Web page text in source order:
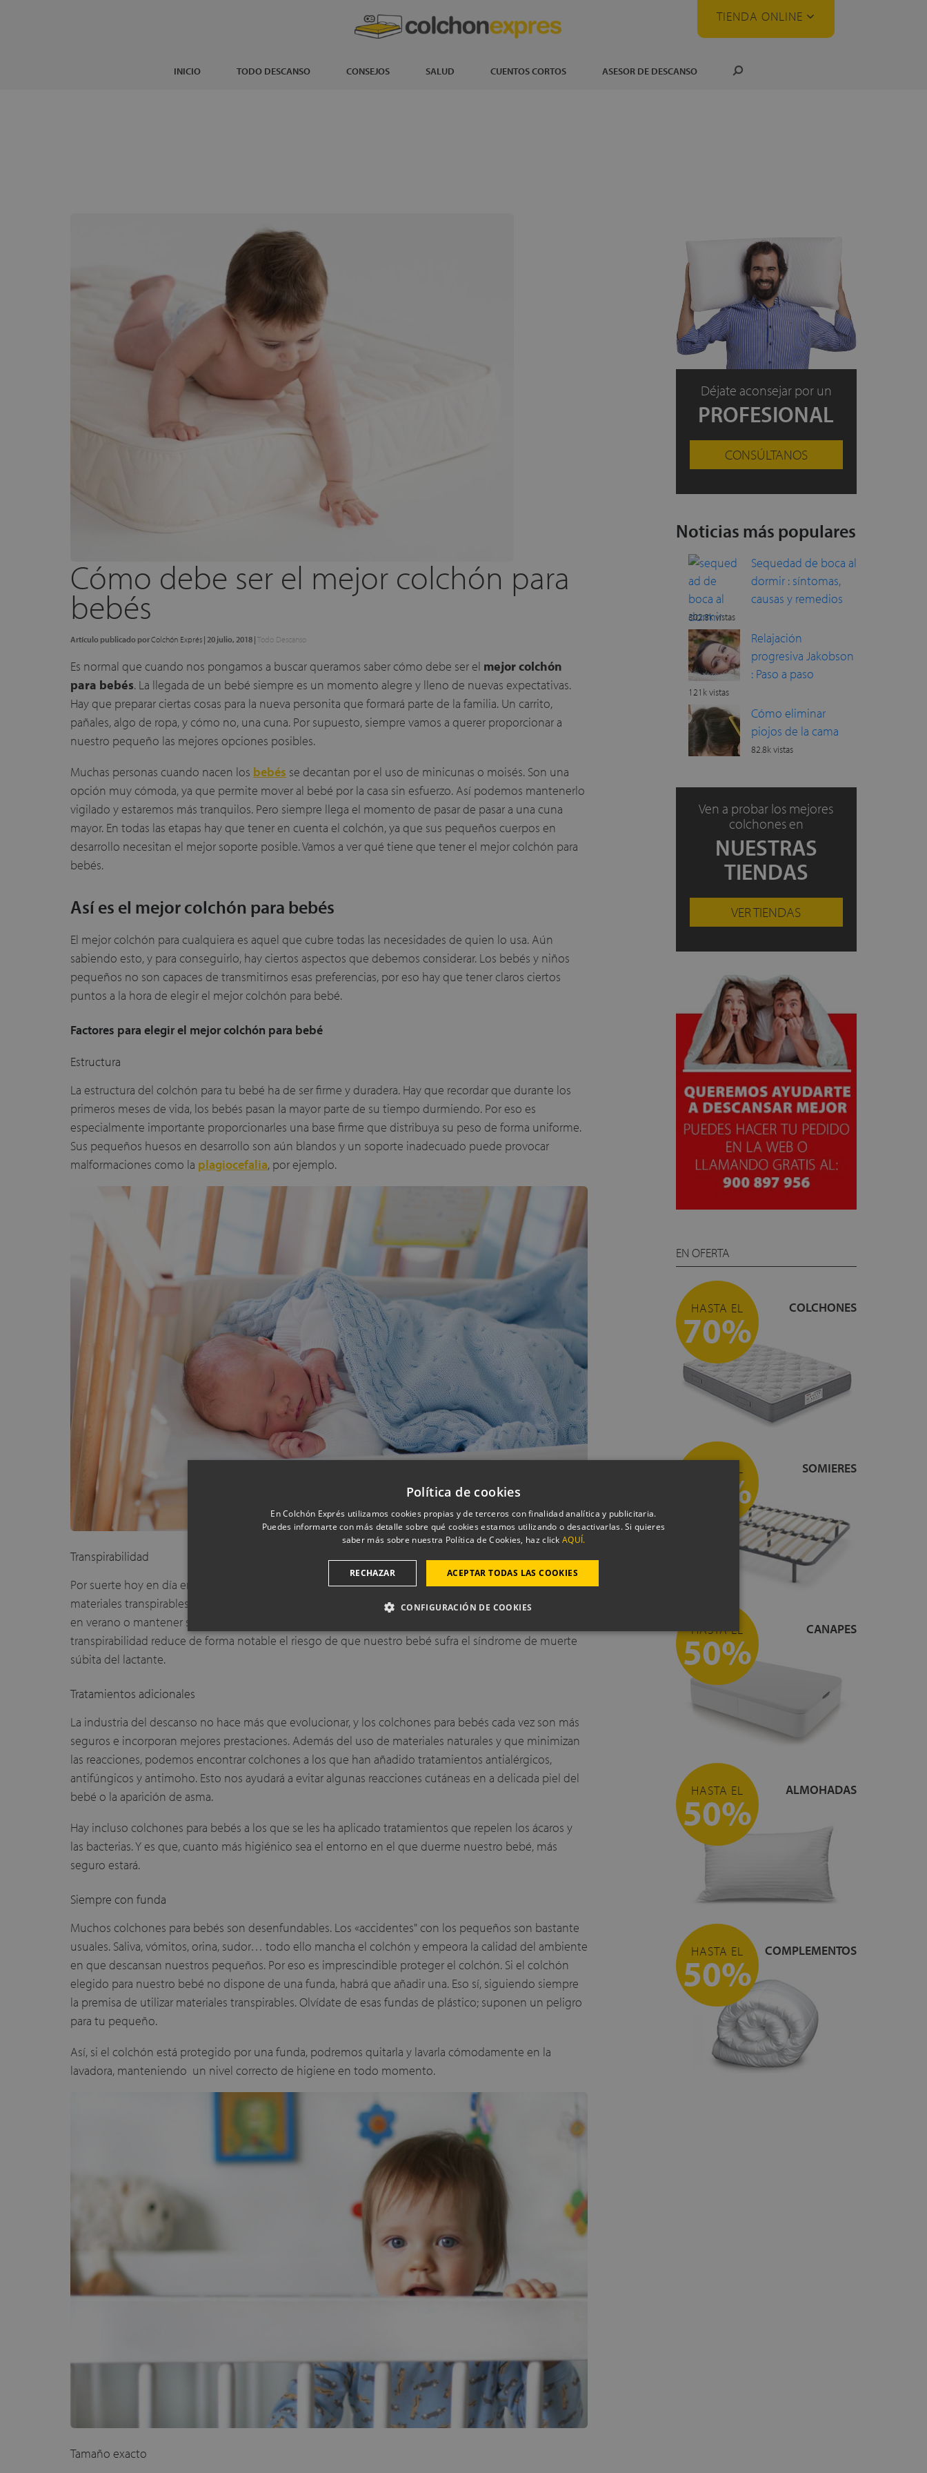
TIENDA ONLINE
INICIO TODO DESCANSO CONSEJOS SALUD CUENTOS CORTOS ASESOR DE DESCANSO
Cómo debe ser el mejor colchón para
bebés
Artículo publicado porColchón Exprés | 20 julio, 2018 | Todo Descanso
Es normal que cuando nos pongamos a buscar queramos saber cómo debe ser el mejor colchón
para bebés. La llegada de un bebé siempre es un momento alegre y lleno de nuevas expectativas.
Hay que preparar ciertas cosas para la nueva personita que formará parte de la familia. Un carrito,
pañales, algo de ropa, y cómo no, una cuna. Por supuesto, siempre vamos a querer proporcionar a
nuestro pequeño las mejores opciones posibles.
Muchas personas cuando nacen los bebés se decantan por el uso de minicunas o moisés. Son una
opción muy cómoda, ya que permite mover al bebé por la casa sin esfuerzo. Así podemos mantenerlo
vigilado y estaremos más tranquilos. Pero siempre llega el momento de pasar de pasar a una cuna
mayor. En todas las etapas hay que tener en cuenta el colchón, ya que sus pequeños cuerpos en
desarrollo necesitan el mejor soporte posible. Vamos a ver qué tiene que tener el mejor colchón para
bebés.
Así es el mejor colchón para bebés
El mejor colchón para cualquiera es aquel que cubre todas las necesidades de quien lo usa. Aún
sabiendo esto, y para conseguirlo, hay ciertos aspectos que debemos considerar. Los bebés y niños
pequeños no son capaces de transmitirnos esas preferencias, por eso hay que tener claros ciertos
puntos a la hora de elegir el mejor colchón para bebé.
Factores para elegir el mejor colchón para bebé
Estructura
La estructura del colchón para tu bebé ha de ser firme y duradera. Hay que recordar que durante los
primeros meses de vida, los bebés pasan la mayor parte de su tiempo durmiendo. Por eso es
especialmente importante proporcionarles una base firme que distribuya su peso de forma uniforme.
Sus pequeños huesos en desarrollo son aún blandos y un soporte inadecuado puede provocar
malformaciones como la plagiocefalia, por ejemplo.
Transpirabilidad
Por suerte hoy en día encontramos en el mercado colchones para bebés confeccionados con
materiales transpirables y seguros. No solo se trata de ayudar a los pequeños a no pasar mucho calor
en verano o mantener su cama fresca y aireada. El uso de un colchón con una alto grado de
transpirabilidad reduce de forma notable el riesgo de que nuestro bebé sufra el síndrome de muerte
súbita del lactante.
Tratamientos adicionales
La industria del descanso no hace más que evolucionar, y los colchones para bebés cada vez son más
seguros e incorporan mejores prestaciones. Además del uso de materiales naturales y que minimizan
las reacciones, podemos encontrar colchones a los que han añadido tratamientos antialérgicos,
antifúngicos y antimoho. Esto nos ayudará a evitar algunas reacciones cutáneas en a delicada piel del
bebé o la aparición de asma.
Hay incluso colchones para bebés a los que se les ha aplicado tratamientos que repelen los ácaros y
las bacterias. Y es que, cuanto más higiénico sea el entorno en el que duerme nuestro bebé, más
seguro estará.
Siempre con funda
Muchos colchones para bebés son desenfundables. Los «accidentes" con los pequeños son bastante
usuales. Saliva, vómitos, orina, sudor… todo ello mancha el colchón y empeora la calidad del ambiente
en que descansan nuestros pequeños. Por eso es imprescindible proteger el colchón. Si el colchón
elegido para nuestro bebé no dispone de una funda, habrá que añadir una. Eso sí, siguiendo siempre
la premisa de utilizar materiales transpirables. Olvídate de esas fundas de plástico; suponen un peligro
para tu pequeño.
Así, si el colchón está protegido por una funda, podremos quitarla y lavarla cómodamente en la
lavadora, manteniendo un nivel correcto de higiene en todo momento.
Tamaño exacto
Déjate aconsejar por un
PROFESIONAL
CONSÚLTANOS
Noticias más populares
Sequedad de boca al
dormir : síntomas,
causas y remedios
302.8k vistas
Relajación
progresiva Jakobson
: Paso a paso
121k vistas
Cómo eliminar
piojos de la cama
82.8k vistas
Ven a probar los mejores
colchones en
NUESTRAS
TIENDAS
VER TIENDAS
EN OFERTA
HASTA EL
70%
COLCHONES
HASTA EL
55%
SOMIERES
HASTA EL
50%
CANAPES
HASTA EL
50%
ALMOHADAS
HASTA EL
50%
COMPLEMENTOS
Política de cookies
En Colchón Exprés utilizamos cookies propias y de terceros con finalidad analítica y publicitaria.
Puedes informarte con más detalle sobre qué cookies estamos utilizando o desactivarlas. Si quieres
saber más sobre nuestra Política de Cookies, haz click AQUÍ.
ACEPTAR TODAS LAS COOKIES
RECHAZAR
CONFIGURACIÓN DE COOKIES